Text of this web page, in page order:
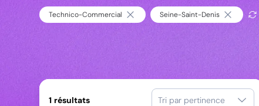
Technico-Commercial Seine-Saint-Denis
1 résultats Tri par pertinence